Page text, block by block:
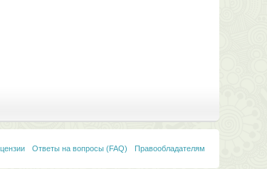
Правообладателям
Ответы на вопросы (FAQ)